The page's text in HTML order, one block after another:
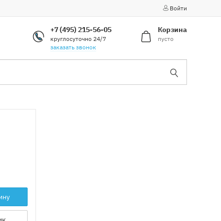
Войти
+7 (495) 215-56-05
круглосуточно 24/7
заказать звонок
Корзина
пусто